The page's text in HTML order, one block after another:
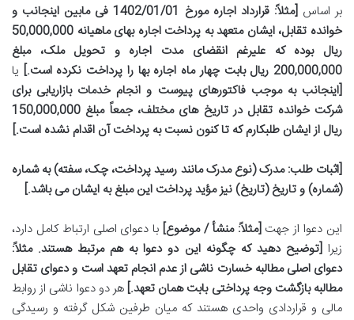
بر اساس
[مثلاً: قرارداد اجاره مورخ 1402/01/01 فی مابین اینجانب و
خوانده تقابل، ایشان متعهد به پرداخت اجاره بهای ماهیانه 50,000,000
ریال بوده که علیرغم انقضای مدت اجاره و تحویل ملک، مبلغ
200,000,000 ریال بابت چهار ماه اجاره بها را پرداخت نکرده است.]
یا
[اینجانب به موجب فاکتورهای پیوست و انجام خدمات بازاریابی برای
شرکت خوانده تقابل در تاریخ های مختلف، جمعاً مبلغ 150,000,000
ریال از ایشان طلبکارم که تا کنون نسبت به پرداخت آن اقدام نشده است.]
[اثبات طلب: مدرک (نوع مدرک مانند رسید پرداخت، چک، سفته) به شماره
(شماره) و تاریخ (تاریخ) نیز مؤید پرداخت این مبلغ به ایشان می باشد.]
این دعوا از جهت [مثلاً: منشأ / موضوع] با دعوای اصلی ارتباط کامل دارد،
زیرا [توضیح دهید که چگونه این دو دعوا به هم مرتبط هستند. مثلاً:
دعوای اصلی مطالبه خسارت ناشی از عدم انجام تعهد است و دعوای تقابل
مطالبه بازگشت وجه پرداختی بابت همان تعهد.] هر دو دعوا ناشی از روابط
مالی و قراردادی واحدی هستند که میان طرفین شکل گرفته و رسیدگی